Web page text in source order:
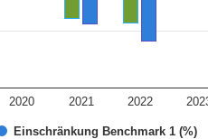
Einschränkung Benchmark 1 (%)
2020 2021 2022